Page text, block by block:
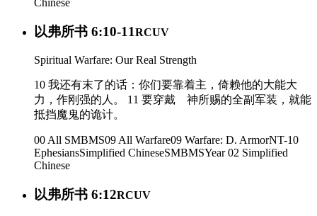
以弗所书 6:10-11RCUV
Spiritual Warfare: Our Real Strength
10 我还有末了的话：你们要靠着主，倚赖他的大能大
力，作刚强的人。 11 要穿戴 神所赐的全副军装，就能
抵挡魔鬼的诡计。
00 All SMBMS09 All Warfare09 Warfare: D. ArmorNT-10
EphesiansSimplified ChineseSMBMSYear 02 Simplified
Chinese
以弗所书 6:12RCUV